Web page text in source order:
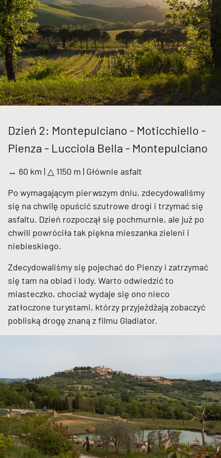
Dzień 2: Montepulciano - Moticchiello -
Pienza - Lucciola Bella - Montepulciano
↔ 60 km | △ 1150 m | Głównie asfalt
Po wymagającym pierwszym dniu, zdecydowaliśmy
się na chwilę opuścić szutrowe drogi i trzymać się
asfaltu. Dzień rozpoczął się pochmurnie, ale już po
chwili powróciła tak piękna mieszanka zieleni i
niebieskiego.
Zdecydowaliśmy się pojechać do Pienzy i zatrzymać
się tam na obiad i lody. Warto odwiedzić to
miasteczko, chociaż wydaje się ono nieco
zatłoczone turystami, którzy przyjeżdżają zobaczyć
pobliską drogę znaną z filmu Gladiator.